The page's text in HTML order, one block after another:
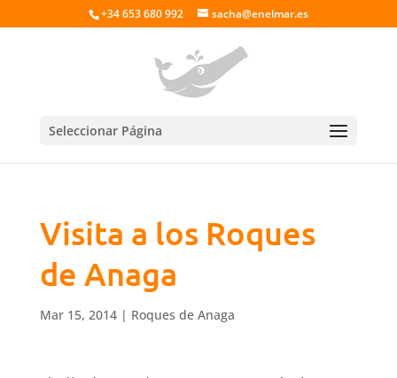
+34 653 680 992 sacha@enelmar.es
Seleccionar Página
Visita a los Roques
de Anaga
Mar 15, 2014| Roques de Anaga